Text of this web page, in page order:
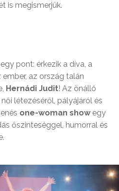
is megismerjük.
pont: érkezik a díva, a
az ország talán
Hernádi Judit! Az önálló
létezéséről, pályájáról és
one-woman showegy
őszinteséggel, humorral és